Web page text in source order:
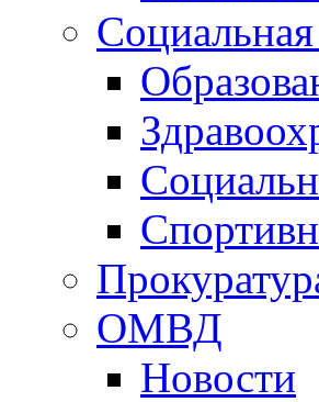
ОМВД
Новости